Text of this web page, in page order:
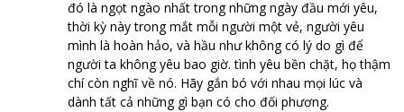
đó là ngọt ngào nhất trong những ngày đầu mới yêu,
thời kỳ này trong mắt mỗi người một vẻ, người yêu
mình là hoàn hảo, và hầu như không có lý do gì để
người ta không yêu bao giờ. tình yêu bền chặt, họ thậm
chí còn nghĩ về nó. Hãy gắn bó với nhau mọi lúc và
dành tất cả những gì bạn có cho đối phương.